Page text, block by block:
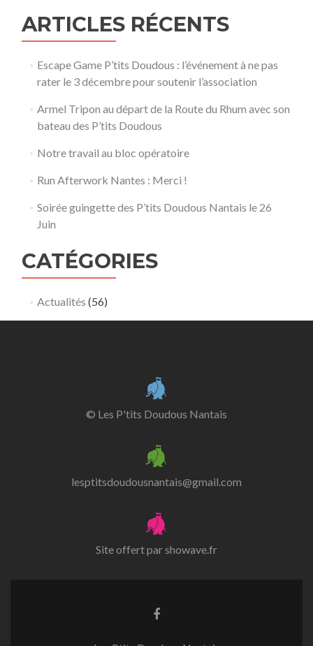
ARTICLES RÉCENTS
Escape Game P’tits Doudous : l’événement à ne pas
rater le 3 décembre pour soutenir l’association
Armel Tripon au départ de la Route du Rhum avec son
bateau des P’tits Doudous
Notre travail au bloc opératoire
Run Afterwork Nantes : Merci !
Soirée guingette des P’tits Doudous Nantais le 26
Juin
CATÉGORIES
Actualités (56)
© Les P'tits Doudous Nantais
lesptitsdoudousnantais@gmail.com
Site offert parshowave.fr
Lien